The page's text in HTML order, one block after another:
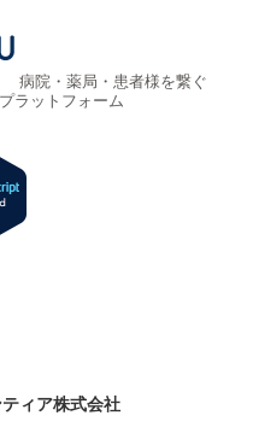
病院・薬局・患者様を繋ぐ
ラットフォーム
ィア株式会社